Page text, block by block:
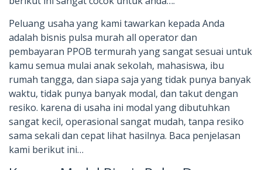
Peluang usaha yang kami tawarkan kepada Anda
adalah bisnis pulsa murah all operator dan
pembayaran PPOB termurah yang sangat sesuai untuk
kamu semua mulai anak sekolah, mahasiswa, ibu
rumah tangga, dan siapa saja yang tidak punya banyak
waktu, tidak punya banyak modal, dan takut dengan
resiko. karena di usaha ini modal yang dibutuhkan
sangat kecil, operasional sangat mudah, tanpa resiko
sama sekali dan cepat lihat hasilnya. Baca penjelasan
kami berikut ini…